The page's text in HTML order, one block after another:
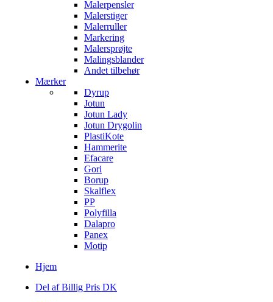
Malerpensler
Malerstiger
Malerruller
Markering
Malersprøjte
Malingsblander
Andet tilbehør
Mærker
Dyrup
Jotun
Jotun Lady
Jotun Drygolin
PlastiKote
Hammerite
Efacare
Gori
Borup
Skalflex
PP
Polyfilla
Dalapro
Panex
Motip
Hjem
Del af Billig Pris DK